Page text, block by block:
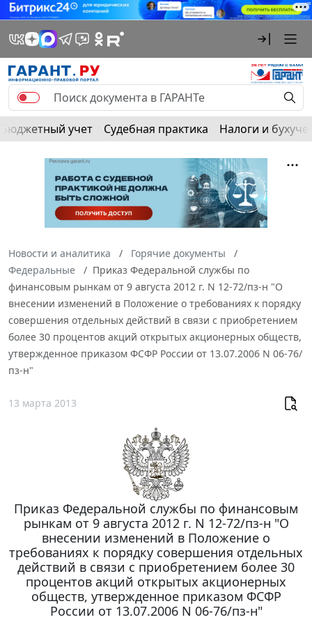
Бюджетный учет Судебная практика Налоги и
Новости и аналитика
Горячие документы
Федеральные
Приказ Федеральной службы по
финансовым рынкам от 9 августа 2012 г. N 12-72/пз-н "О
внесении изменений в Положение о требованиях к порядку
совершения отдельных действий в связи с приобретением
более 30 процентов акций открытых акционерных обществ,
утвержденное приказом ФСФР России от 13.07.2006 N 06-76/
пз-н"
13 марта 2013
Приказ Федеральной службы по финансовым
рынкам от 9 августа 2012 г. N 12-72/пз-н "О
внесении изменений в Положение о
требованиях к порядку совершения отдельных
действий в связи с приобретением более 30
процентов акций открытых акционерных
обществ, утвержденное приказом ФСФР
России от 13.07.2006 N 06-76/пз-н"